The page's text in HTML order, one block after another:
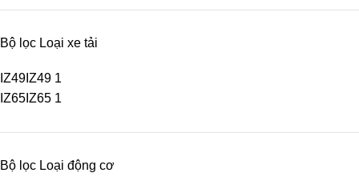
Bộ lọc Loại xe tải
IZ49 IZ49 1
IZ65 IZ65 1
Bộ lọc Loại động cơ